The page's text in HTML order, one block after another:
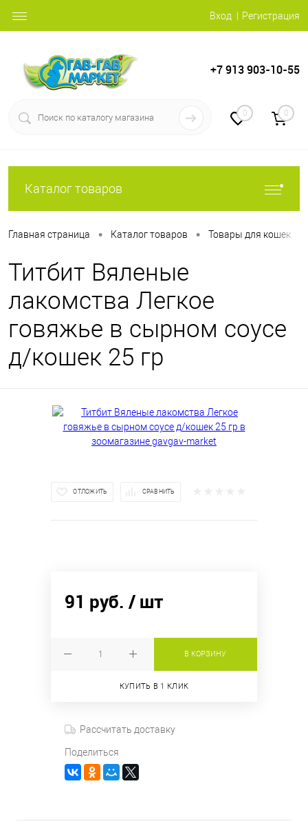
Вход Регистрация
+7 913 903-10-55
0 0
Каталог товаров
Главная страница • Каталог товаров • Товары для кошек
Титбит Вяленые
лакомства Легкое
говяжье в сырном соусе
д/кошек 25 гр
ОТЛОЖИТЬ СРАВНИТЬ
91 руб. / шт
В КОРЗИНУ
КУПИТЬ В 1 КЛИК
Рассчитать доставку
Поделиться